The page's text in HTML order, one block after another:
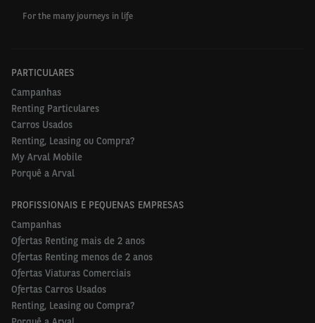
For the many journeys in life
PARTICULARES
Campanhas
Renting Particulares
Carros Usados
Renting, Leasing ou Compra?
My Arval Mobile
Porquê a Arval
PROFISSIONAIS E PEQUENAS EMPRESAS
Campanhas
Ofertas Renting mais de 2 anos
Ofertas Renting menos de 2 anos
Ofertas Viaturas Comerciais
Ofertas Carros Usados
Renting, Leasing ou Compra?